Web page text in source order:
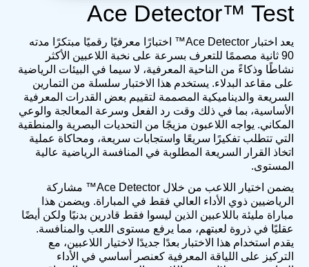
Ace Detector™ Test
يعد اختبار Ace Detector™ اختبارًا معرفيًا رقميًا مبتكرًا مدته
90 ثانية مصممًا للتعرف بسرعة على نخبة اللاعبين الأكثر
نشاطًا وذكاءً من الناحية المعرفية، لا سيما في البيئات الرياضية
على مقاعد البدلاء. يستخدم هذا الاختبار سلسلة من التمارين
السريعة والديناميكية المصممة لتقييم بعض القدرات المعرفية
الأساسية، بما في ذلك وقت رد الفعل وسرعة المعالجة والوعي
المكاني. يواجه اللاعبون مزيجًا من التحديات البصرية والمنطقية
التي تتطلب تفكيرًا سريعًا واستجابات سريعة، ومحاكاة عملية
اتخاذ القرار السريعة المطلوبة في المنافسة الرياضية عالية
المستوى.
يضمن اختيار اللاعب من خلال Ace Detector™ مشاركة
الرياضيين ذوي الأداء العالي فقط في المباراة. ويضمن هذا
مباراة مليئة باللاعبين الذين ليسوا فقط قادرين بدنيًا ولكن أيضًا
عقليًا في ذروة لعبتهم، مما يرفع مستوى اللعب والمنافسة.
يقدم استخدام هذا الاختبار بعدًا جديدًا لاختيار اللاعبين، مع
التركيز على اللياقة المعرفية كعنصر أساسي في الأداء